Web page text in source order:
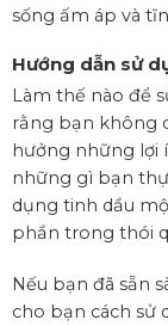
sống ấm áp và
Hướng dẫn sử
Làm thế nào để
rằng bạn không
hưởng những lợi
những gì bạn
dụng tinh dầu
phần trong thói
Nếu bạn đã sẵn
cho bạn cách sử